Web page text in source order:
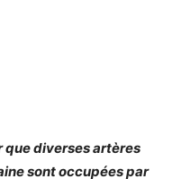
que diverses artères
sont occupées par